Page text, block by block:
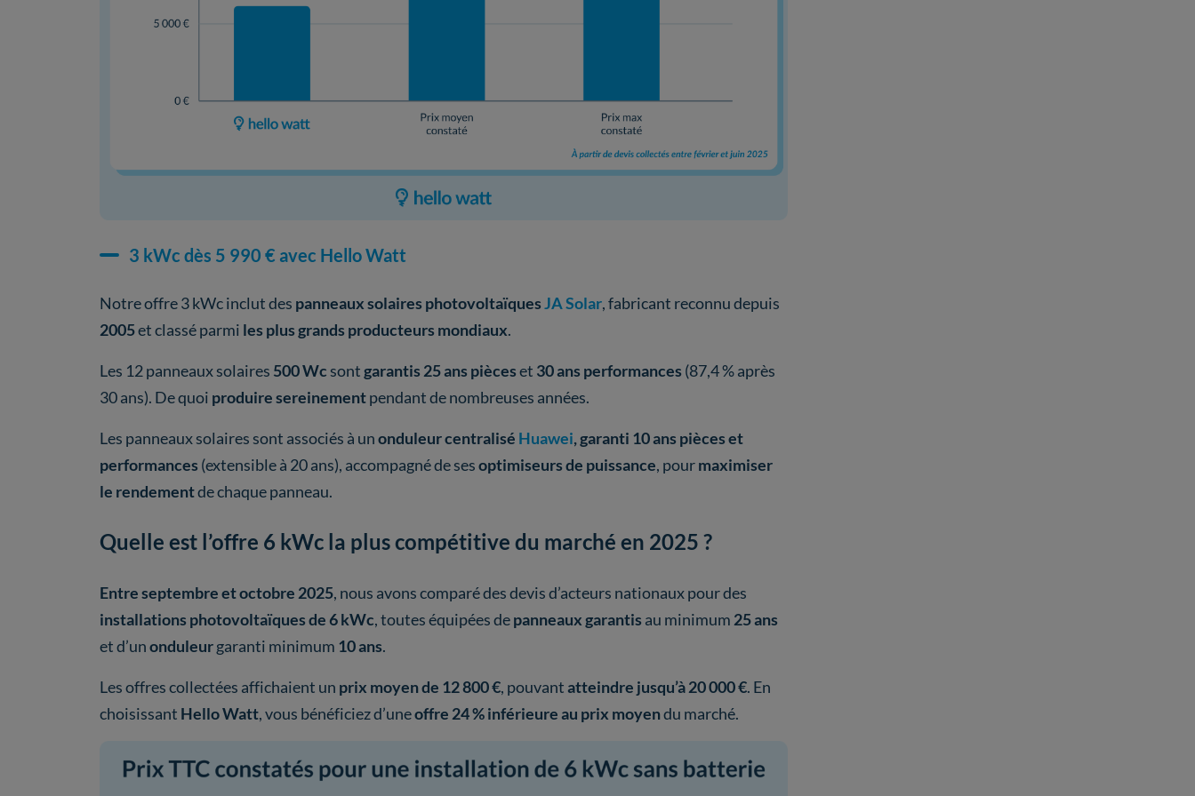
3 kWc dès 5 990 € avec Hello Watt
Notre offre 3 kWc inclut des panneaux solaires photovoltaïquesJA Solar, fabricant reconnu depuis
2005et classé parmi les plus grands producteurs mondiaux.
Les 12 panneaux solaires 500 Wc sontgarantis 25 ans pièceset 30 ans performances (87,4 % après
30 ans). De quoi produire sereinementpendant de nombreuses années.
Les panneaux solaires sont associés à unonduleur centralisé Huawei, garanti 10 ans pièces et
performances (extensible à 20 ans), accompagné de sesoptimiseurs de puissance, pourmaximiser
le rendementde chaque panneau.
Quelle est l’offre 6 kWc la plus compétitive du marché en 2025 ?
Entre septembre et octobre 2025, nous avons comparé des devis d’acteurs nationaux pour des
installations photovoltaïques de 6 kWc, toutes équipées depanneaux garantis au minimum25 ans
et d’unonduleurgaranti minimum 10 ans.
Les offres collectées affichaient un prix moyen de 12 800 €, pouvantatteindre jusqu’à 20 000 €. En
choisissant Hello Watt, vous bénéficiez d’uneoffre 24 % inférieure au prix moyendu marché.